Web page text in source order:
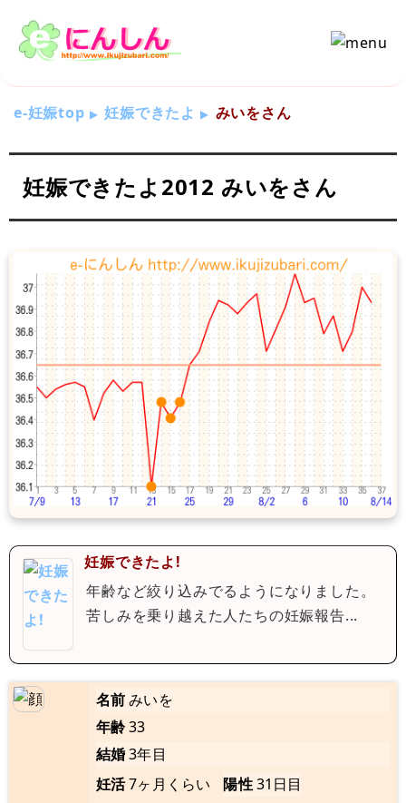
e-妊娠top 妊娠できたよ みいをさん
妊娠できたよ2012 みいをさん
妊娠できたよ!
年齢など絞り込みでるようになりました。
苦しみを乗り越えた人たちの妊娠報告...
名前みいを
年齢33
結婚3年目
妊活7ヶ月くらい 陽性31日目